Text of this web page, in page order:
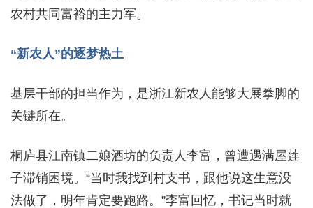
农村共同富裕的主力军。
“新农人”的逐梦热土
基层干部的担当作为，是浙江新农人能够大展拳脚的
关键所在。
桐庐县江南镇二娘酒坊的负责人李富，曾遭遇满屋莲
子滞销困境。“当时我找到村支书，跟他说这生意没
法做了，明年肯定要跑路。”李富回忆，书记当时就